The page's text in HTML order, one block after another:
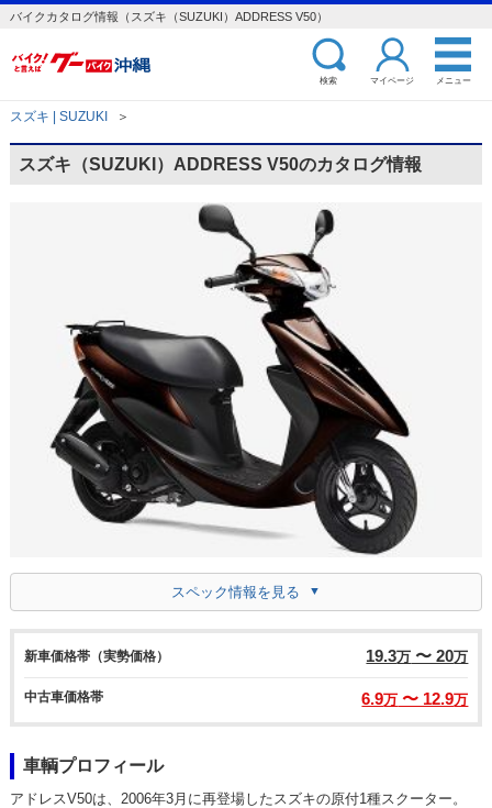
バイクカタログ情報（スズキ（SUZUKI）ADDRESS V50）
検索 マイページ メニュー
スズキ | SUZUKI ＞
スズキ（SUZUKI）ADDRESS V50のカタログ情報
スペック情報を見る
新車価格帯（実勢価格） 19.3万 〜 20万
中古車価格帯 6.9万 〜 12.9万
車輌プロフィール
アドレスV50は、2006年3月に再登場したスズキの原付1種スクーター。